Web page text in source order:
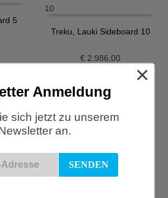
5
Treku, Lauki Sideboard 10
€ 2.986,00
Treku, Lauki Sideboard 30
Anmeldung
sich jetzt zu unserem
an.
×